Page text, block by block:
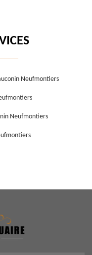
Neufmontiers
Neufmontiers